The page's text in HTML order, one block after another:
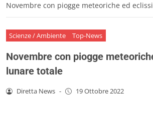
Novembre con piogge meteoriche ed
Scienze / Ambiente Top-News
Novembre con piogge
lunare totale
Diretta News - 19 Ottobre 2022